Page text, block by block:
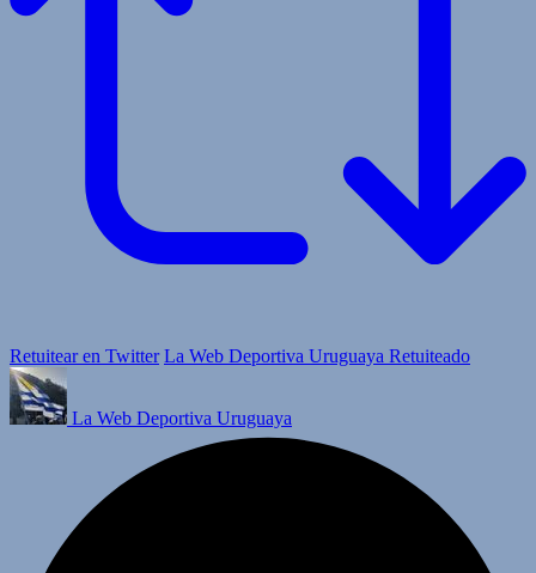
Retuitear en Twitter La Web Deportiva Uruguaya Retuiteado
La Web Deportiva Uruguaya